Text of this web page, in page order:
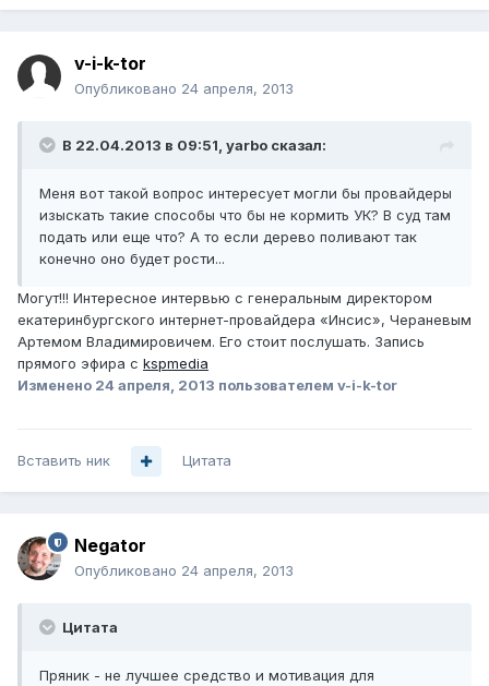
v-i-k-tor
Опубликовано 24 апреля, 2013
В 22.04.2013 в 09:51, yarbo сказал:
Меня вот такой вопрос интересует могли бы провайдеры
изыскать такие способы что бы не кормить УК? В суд там
подать или еще что? А то если дерево поливают так
конечно оно будет рости...
Могут!!! Интересное интервью с генеральным директором
екатеринбургского интернет-провайдера «Инсис», Чераневым
Артемом Владимировичем. Его стоит послушать. Запись
прямого эфира с kspmedia
Изменено 24 апреля, 2013 пользователем v-i-k-tor
Вставить ник Цитата
Negator
Опубликовано 24 апреля, 2013
Цитата
Пряник - не лучшее средство и мотивация для